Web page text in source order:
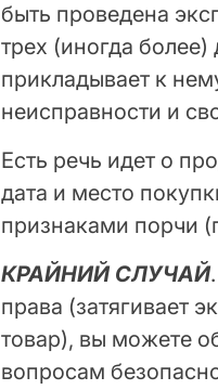
быть проведена
трех (иногда
прикладывает к
неисправности и
Есть речь идет о
дата и место
признаками порчи
КРАЙНИЙ СЛУЧАЙ
права (затягивает
товар), вы можете
вопросам